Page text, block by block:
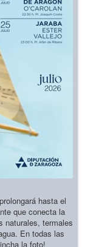
hasta el
que conecta la
naturales, termales
En todas las
la foto!